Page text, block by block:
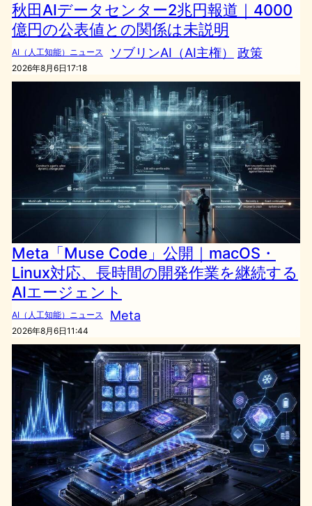
秋田AIデータセンター2兆円報道｜4000
億円の公表値との関係は未説明
AI（人工知能）ニュース ソブリンAI（AI主権） 政策
2026年8月6日17:18
Meta「Muse Code」公開｜macOS・
Linux対応、長時間の開発作業を継続する
AIエージェント
AI（人工知能）ニュース Meta
2026年8月6日11:44